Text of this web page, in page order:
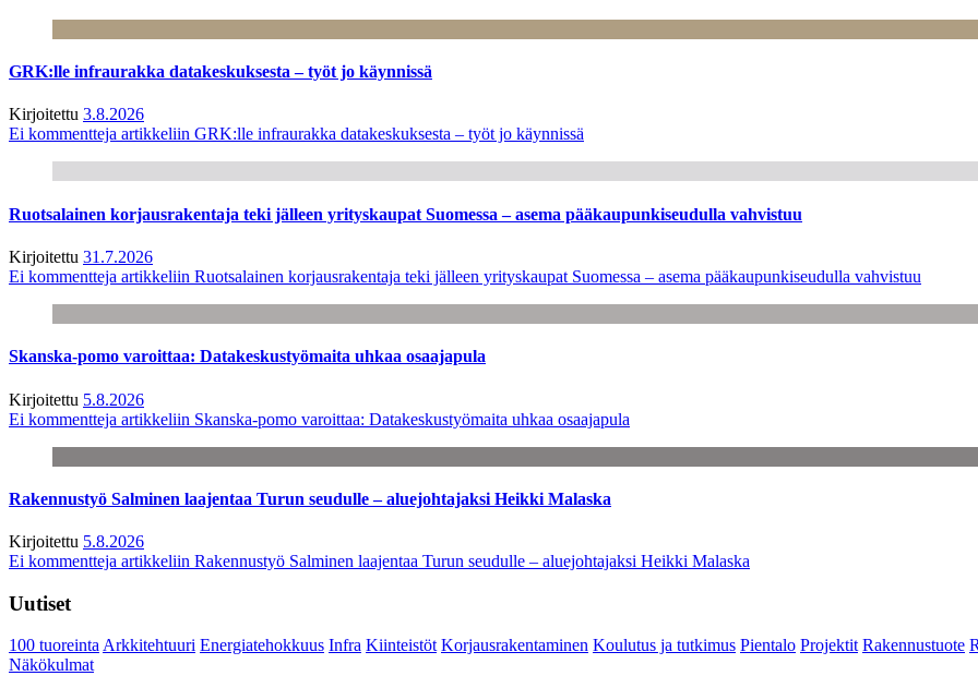
GRK:lle infraurakka datakeskuksesta – työt jo käynnissä
Kirjoitettu 3.8.2026
Ei kommentteja artikkeliin GRK:lle infraurakka datakeskuksesta – työt jo käynnissä
Ruotsalainen korjausrakentaja teki jälleen yrityskaupat Suomessa – asema pääkaupunkiseudulla vahvistuu
Kirjoitettu 31.7.2026
Ei kommentteja artikkeliin Ruotsalainen korjausrakentaja teki jälleen yrityskaupat Suomessa – asema pääkaupunkiseudulla vahvistuu
Skanska-pomo varoittaa: Datakeskustyömaita uhkaa osaajapula
Kirjoitettu 5.8.2026
Ei kommentteja artikkeliin Skanska-pomo varoittaa: Datakeskustyömaita uhkaa osaajapula
Rakennustyö Salminen laajentaa Turun seudulle – aluejohtajaksi Heikki Malaska
Kirjoitettu 5.8.2026
Ei kommentteja artikkeliin Rakennustyö Salminen laajentaa Turun seudulle – aluejohtajaksi Heikki Malaska
Uutiset
100 tuoreintaArkkitehtuuri Energiatehokkuus Infra Kiinteistöt Korjausrakentaminen Koulutus ja tutkimus Pientalo Projektit Rakennustuote
Näkökulmat